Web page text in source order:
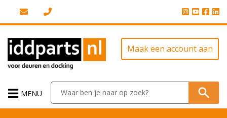
Maak een account aan
MENU